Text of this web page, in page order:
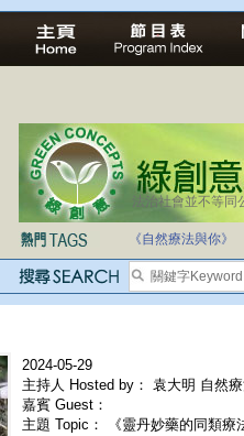
法治社會並不等同
《自然療法與你》
2024-05-29
主持人 Hosted by： 袁大明 自然
嘉賓 Guest：
主題 Topic： 《靈丹妙藥的同類